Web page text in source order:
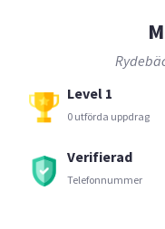
Level 1
0 utförda uppdrag
Verifierad
Telefonnummer